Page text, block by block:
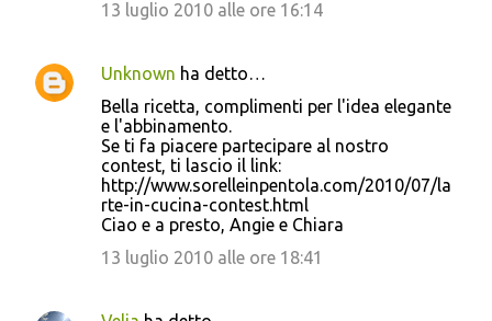
t
i
13 luglio 2010 alle ore 16:14
Unknown ha detto…
Bella ricetta, complimenti per l'idea elegante
e l'abbinamento.
Se ti fa piacere partecipare al nostro
contest, ti lascio il link:
http://www.sorelleinpentola.com/2010/07/la
rte-in-cucina-contest.html
Ciao e a presto, Angie e Chiara
13 luglio 2010 alle ore 18:41